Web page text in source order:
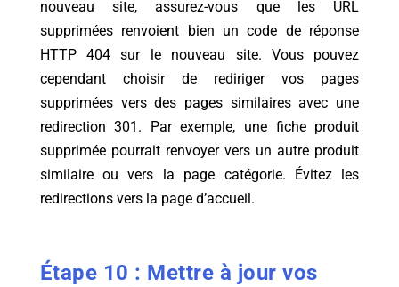
nouveau site, assurez-vous que les URL
supprimées renvoient bien un code de réponse
HTTP 404 sur le nouveau site. Vous pouvez
cependant choisir de rediriger vos pages
supprimées vers des pages similaires avec une
redirection 301. Par exemple, une fiche produit
supprimée pourrait renvoyer vers un autre produit
similaire ou vers la page catégorie. Évitez les
redirections vers la page d’accueil.
Étape 10 : Mettre à jour vos